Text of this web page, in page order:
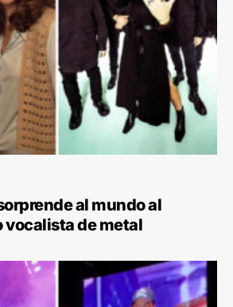
al mundo al
vocalista de metal